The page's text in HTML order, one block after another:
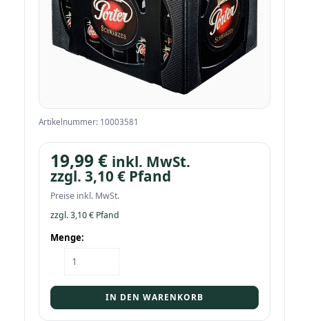
Artikelnummer: 10003581
19,99 € inkl. MwSt.
zzgl. 3,10 € Pfand
Preise inkl. MwSt.
zzgl.3,10€ Pfand
Menge:
Kasten
Lausitzer
Menge
IN DEN WARENKORB